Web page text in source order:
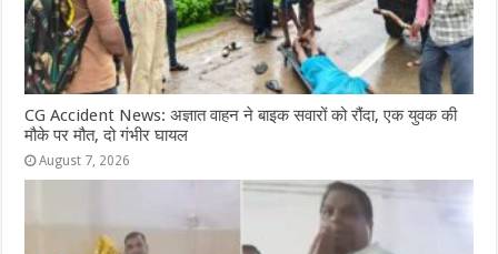
CG Accident News: अज्ञात वाहन ने बाइक सवारों को रौंदा, एक युवक की
मौके पर मौत, दो गंभीर घायल
August 7, 2026